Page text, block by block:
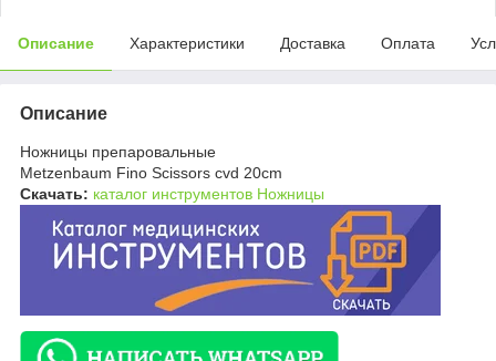
Описание Характеристики Доставка Оплата
Описание
Ножницы препаровальные
Metzenbaum Fino Scissors cvd 20cm
Скачать: каталог инструментов Ножницы